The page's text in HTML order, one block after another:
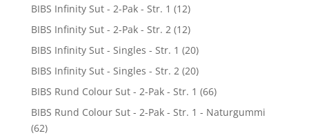
BIBS Infinity Sut - 2-Pak - Str. 1 (12)
BIBS Infinity Sut - 2-Pak - Str. 2 (12)
BIBS Infinity Sut - Singles - Str. 1 (20)
BIBS Infinity Sut - Singles - Str. 2 (20)
BIBS Rund Colour Sut - 2-Pak - Str. 1 (66)
BIBS Rund Colour Sut - 2-Pak - Str. 1 - Naturgummi
(62)